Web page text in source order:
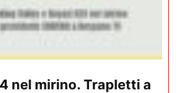
nel mirino. Trapletti a